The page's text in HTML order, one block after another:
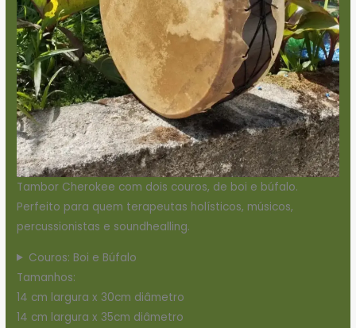
Tambor Cherokee com dois couros, de boi e búfalo.
Perfeito para quem terapeutas holísticos, músicos,
percussionistas e soundhealling.
Couros: Boi e Búfalo
Tamanhos:
14 cm largura x 30cm diâmetro
14 cm largura x 35cm diâmetro